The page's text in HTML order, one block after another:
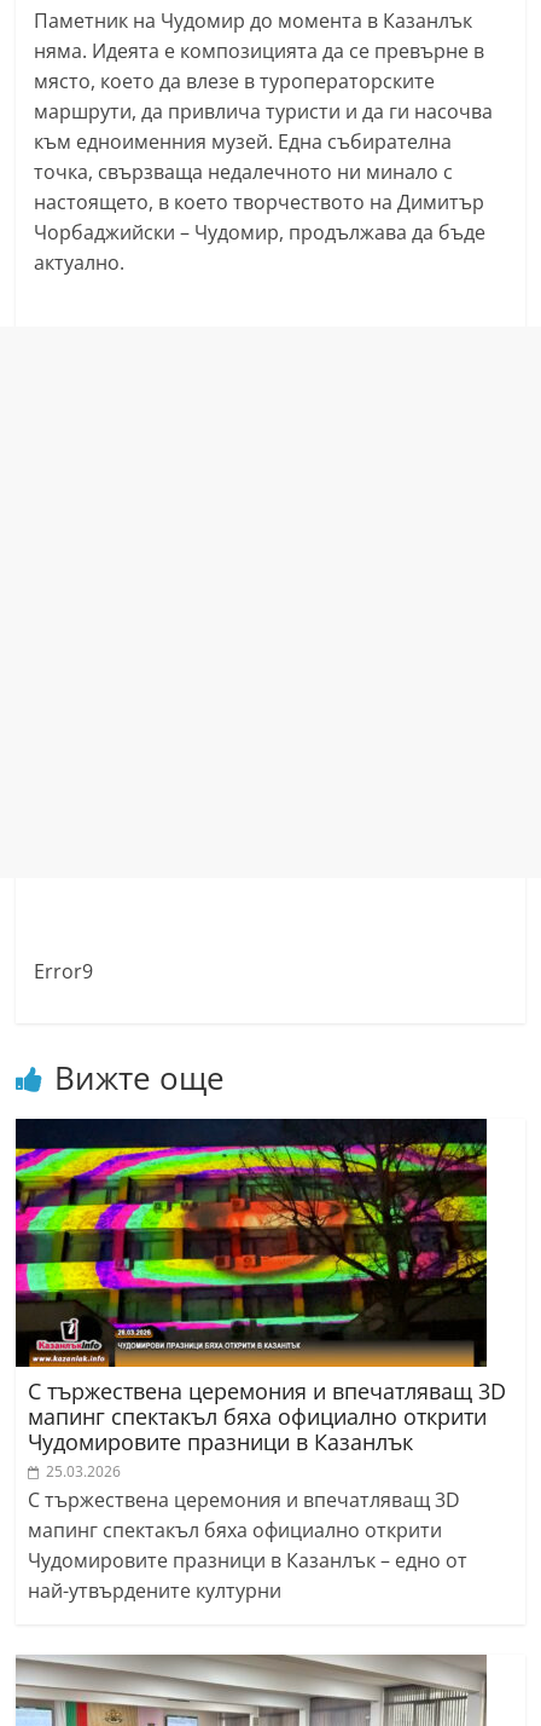
l
l
e
r
y
k
Паметник на Чудомир до момента в Казанлък
няма. Идеята е композицията да се превърне в
място, което да влезе в туроператорските
маршрути, да привлича туристи и да ги насочва
към едноименния музей. Една събирателна
точка, свързваща недалечното ни минало с
настоящето, в което творчеството на Димитър
Чорбаджийски – Чудомир, продължава да бъде
актуално.
Error9
Вижте още
С тържествена церемония и впечатляващ 3D
мапинг спектакъл бяха официално открити
Чудомировите празници в Казанлък
25.03.2026
С тържествена церемония и впечатляващ 3D
мапинг спектакъл бяха официално открити
Чудомировите празници в Казанлък – едно от
най-утвърдените културни